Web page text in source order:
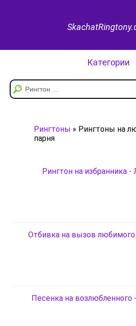
Категории
Рингтоны » Рингтоны на
парня
Рингтон на избранника
Отбивка на вызов
Песенка на возлюбленного